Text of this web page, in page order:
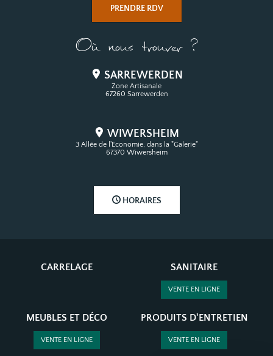
PRENDRE RDV
Où nous trouver ?
SARREWERDEN
Zone Artisanale
67260 Sarrewerden
WIWERSHEIM
3 Allée de l'Economie, dans la "Galerie"
67370 Wiwersheim
HORAIRES
CARRELAGE SANITAIRE
VENTE EN LIGNE
MEUBLES ET DÉCO
VENTE EN LIGNE
PRODUITS D'ENTRETIEN
VENTE EN LIGNE